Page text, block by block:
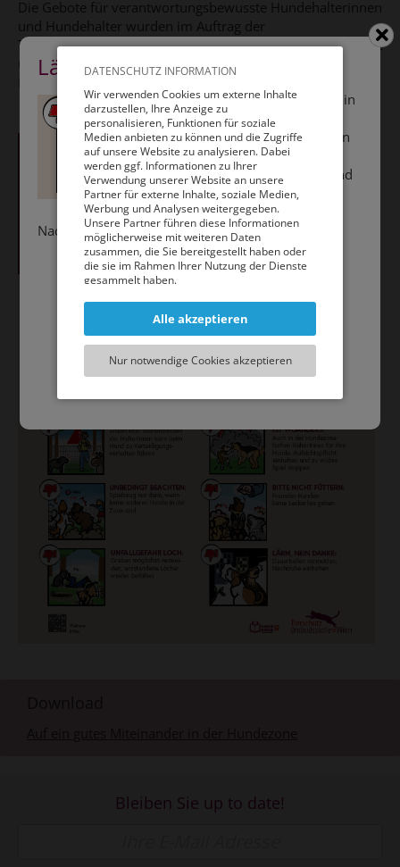
Lärm, nein Danke
Gerade in Hundezonen, die in
dicht besiedelten
Wohngebieten liegen, sollten
Sie Rücksicht auf die
AnwohnerInnen nehmen und
Dauerbellen Ihres Hundes
vermeiden. Die
Nachtruhezeiten sind unbedingt einzuhalten.
DATENSCHUTZ INFORMATION
Wir verwenden Cookies um externe Inhalte
darzustellen, Ihre Anzeige zu
personalisieren, Funktionen für soziale
Medien anbieten zu können und die Zugriffe
auf unsere Website zu analysieren. Dabei
werden ggf. Informationen zu Ihrer
Verwendung unserer Website an unsere
Partner für externe Inhalte, soziale Medien,
Werbung und Analysen weitergegeben.
Unsere Partner führen diese Informationen
möglicherweise mit weiteren Daten
zusammen, die Sie bereitgestellt haben oder
die sie im Rahmen Ihrer Nutzung der Dienste
gesammelt haben.
Sie können entweder allen externen Services
und damit Verbundenen Cookies zustimmen,
oder lediglich jenen die für die korrekte
notwendig sind. Beachten Sie, dass bei der
Wahl der zweiten Möglichkeit ggf. nicht alle
Alle akzeptieren
Nur notwendige Cookies akzeptieren
Anzeigen
Die Gebote für verantwortungsbewusste Hundehalterinnen
und Hundehalter wurden im Auftrag der
Tierschutzombudsstelle Wien illustriert, auf Tafeln gedruckt
und an den Wiener Hundezonen angebracht - für ein gutes
Bleiben Sie up to date!